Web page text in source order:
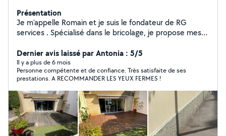
Présentation
Je m'appelle Romain et je suis le fondateur de RG
services . Spécialisé dans le bricolage, je propose mes
de meubles, réparations, installations, petits travaux de
rénovation et bien plus encore. Avec mon expertise et
mon savoir-faire, je vous garantis un travail soigné,
rapide et efficace. Que vous soyez un particulier ou un
professionnel, je suis à votre disposition pour vous
apporter des solutions adaptées à vos besoins.
N'hésitez pas à me contacter pour un devis ou pour
discuter de votre
Dernier avis laissé par Antonia : 5/5
Il y a plus de 6 mois
Personne compétente et de confiance. Très satisfaite de ses
prestations. A RECOMMANDER LES YEUX FERMES !